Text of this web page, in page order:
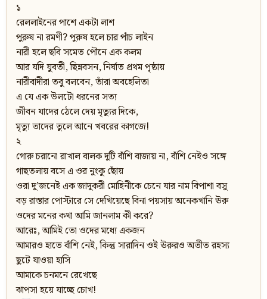
১
রেললাইনের পাশে একটা লাশ
পুরুষ না রমণী? পুরুষ হলে চার পাঁচ লাইন
নারী হলে ছবি সমেত পৌনে এক কলম
আর যদি যুবতী, ছিন্নবসন, নির্ঘাত প্রথম পৃষ্ঠায়
নারীবাদীরা তবু বলবেন, তাঁরা অবহেলিতা
এ যে এক উলটো ধরনের সত্য
জীবন যাদের ঠেলে দেয় মৃত্যুর দিকে,
মৃত্যু তাদের তুলে আনে খবরের কাগজে!
২
গোরু চরানো রাখাল বালক দুটি বাঁশি বাজায় না, বাঁশি নেইও সঙ্গে
গাছতলায় বসে এ ওর নুংকু ছোঁয়
ওরা দু’জনেই এক জাদুকরী মোহিনীকে চেনে যার নাম বিপাশা বসু
বড় রাস্তার পোস্টারে সে দেখিয়েছে বিনা পয়সায় অনেকখানি ঊরু
ওদের মনের কথা আমি জানলাম কী করে?
আরেঃ, আমিই তো ওদের মধ্যে একজন
আমারও হাতে বাঁশি নেই, কিন্তু সারাদিন ওই ঊরুরও অতীত রহস্য
ছুটে যাওয়া হাসি
আমাকে চনমনে রেখেছে
ঝাপসা হয়ে যাচ্ছে চোখ!